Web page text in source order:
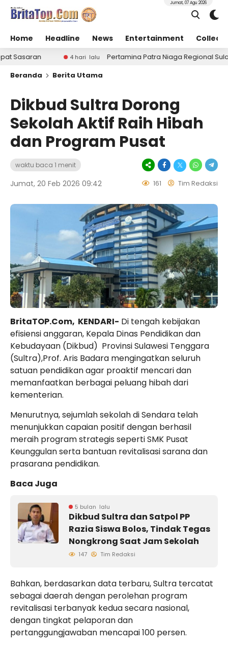
Home Headline News Entertainment
Jumat, 07 Agu 2026
4 hari lalu
Pertamina Patra Niaga Regional Sulawesi
Beranda
Berita Utama
Dikbud Sultra Dorong
Sekolah Aktif Raih Hibah
dan Program Pusat
waktu baca 1 menit
Jumat, 20 Feb 2026 09:42 161 Tim Redaksi
BritaTOP.Com, KENDARI- Di tengah kebijakan
efisiensi anggaran, Kepala Dinas Pendidikan dan
Kebudayaan (Dikbud) Provinsi Sulawesi Tenggara
(Sultra),Prof. Aris Badara mengingatkan seluruh
satuan pendidikan agar proaktif mencari dan
memanfaatkan berbagai peluang hibah dari
kementerian.
Menurutnya, sejumlah sekolah di Sendara telah
menunjukkan capaian positif dengan berhasil
meraih program strategis seperti SMK Pusat
Keunggulan serta bantuan revitalisasi sarana dan
prasarana pendidikan.
Baca Juga
5 bulan lalu
Dikbud Sultra dan Satpol PP
Razia Siswa Bolos, Tindak Tegas
Nongkrong Saat Jam Sekolah
147 Tim Redaksi
Bahkan, berdasarkan data terbaru, Sultra tercatat
sebagai daerah dengan perolehan program
revitalisasi terbanyak kedua secara nasional,
dengan tingkat pelaporan dan
pertanggungjawaban mencapai 100 persen.